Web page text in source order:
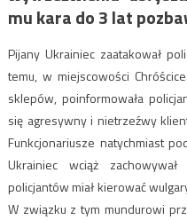
mu kara do 3 lat
Pijany Ukrainiec zaatakował
temu, w miejscowości
sklepów, poinformowała
się agresywny i nietrzeźwy
Funkcjonariusze natychmiast
Ukrainiec wciąż
policjantów miał kierować
W związku z tym mundurowi